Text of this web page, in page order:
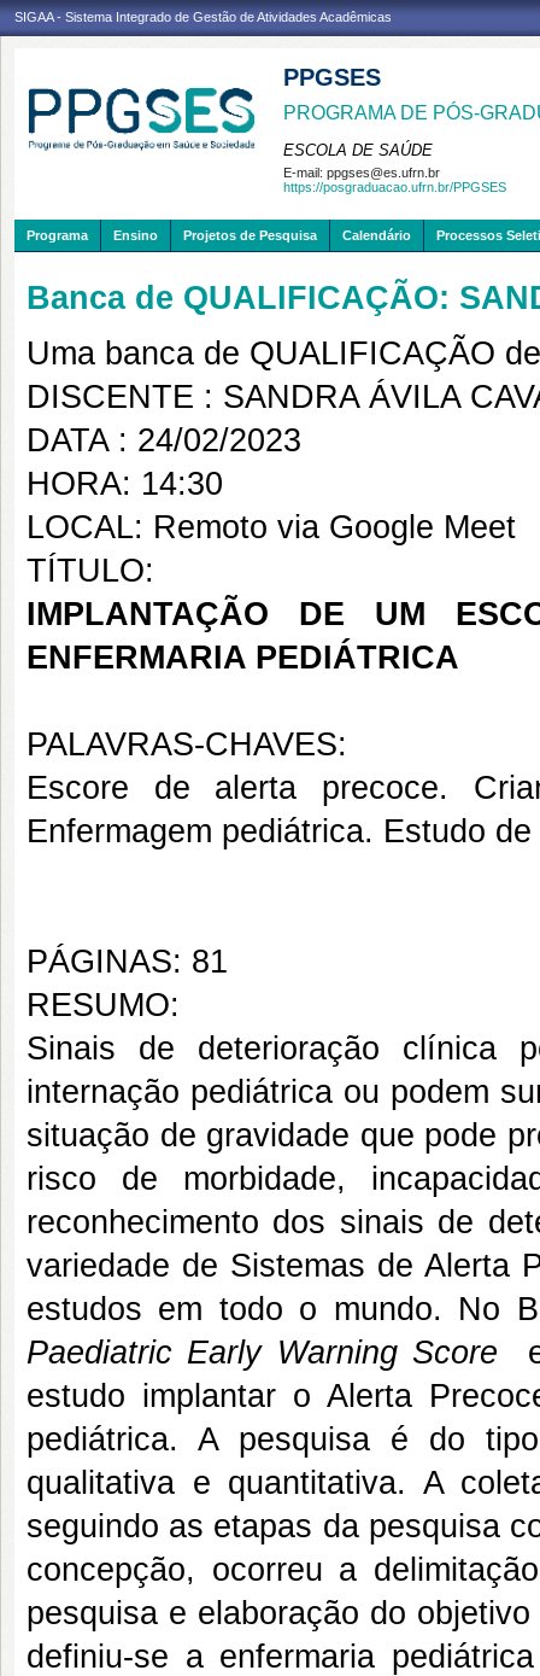
SIGAA - Sistema Integrado de Gestão de Atividades Acadêmicas
PPGSES
PROGRAMA DE PÓS-
ESCOLA DE SAÚDE
E-mail: ppgses@es.ufrn.br
https://posgraduacao.ufrn.br/PPGSES
Programa Ensino Projetos de Pesquisa Calendário Processos
Banca de QUALIFICAÇÃO:
Uma banca de QUALIFICAÇÃO
DISCENTE : SANDRA ÁVILA
DATA : 24/02/2023
HORA: 14:30
LOCAL: Remoto via Google Meet
TÍTULO:
IMPLANTAÇÃO DE UM
ENFERMARIA PEDIÁTRICA
PALAVRAS-CHAVES:
Escore de alerta precoce.
Enfermagem pediátrica. Estudo
PÁGINAS: 81
RESUMO:
Sinais de deterioração clínica
internação pediátrica ou podem
situação de gravidade que pode
risco de morbidade,
reconhecimento dos sinais de
variedade de Sistemas de Alerta
estudos em todo o mundo. No
Paediatric Early Warning Score
estudo implantar o Alerta
pediátrica. A pesquisa é do
qualitativa e quantitativa. A
seguindo as etapas da pesquisa
concepção, ocorreu a
pesquisa e elaboração do
definiu-se a enfermaria